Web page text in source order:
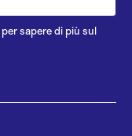
per sapere di più sul